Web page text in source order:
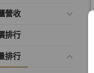
營收
排行
排行